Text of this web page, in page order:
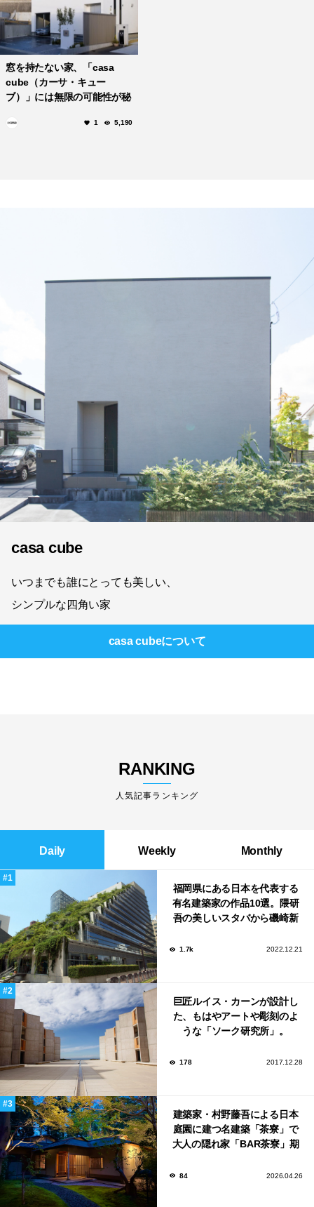
窓を持たない家、「casa
cube（カーサ・キュー
ブ）」には無限の可能性が秘
1 5,190
casa cube
いつまでも誰にとっても美しい、
シンプルな四角い家
casa cubeについて
RANKING
人気記事ランキング
Daily Weekly Monthly
福岡県にある日本を代表する
有名建築家の作品10選。隈研
吾の美しいスタバから磯崎新
1.7k 2022.12.21
巨匠ルイス・カーンが設計し
た、もはやアートや彫刻のよ
うな「ソーク研究所」。
178 2017.12.28
建築家・村野藤吾による日本
庭園に建つ名建築「茶寮」で
大人の隠れ家「BAR茶寮」期
84 2026.04.26